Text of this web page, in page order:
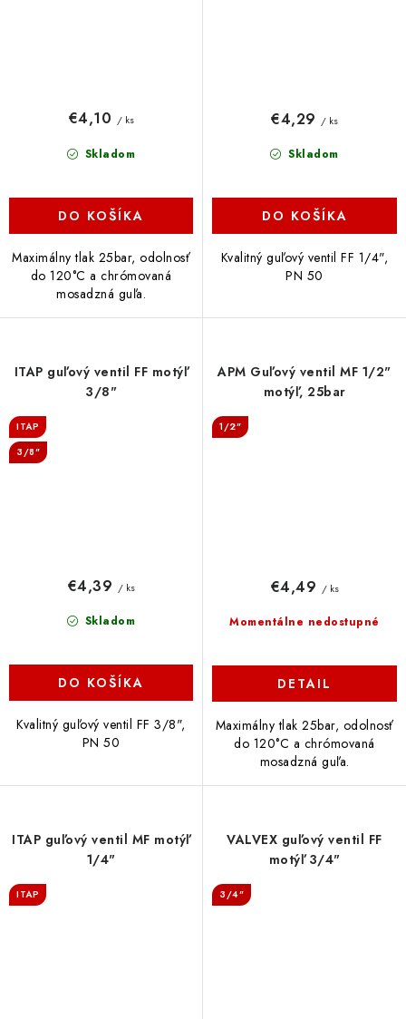
Skladom
€4,10 / ks
DO KOŠÍKA
Maximálny tlak 25bar, odolnosť
do 120°C a chrómovaná
mosadzná guľa.
Skladom
€4,29 / ks
DO KOŠÍKA
Kvalitný guľový ventil FF 1/4",
PN 50
ITAP guľový ventil FF motýľ
3/8"
ITAP
3/8"
Skladom
€4,39 / ks
DO KOŠÍKA
Kvalitný guľový ventil FF 3/8",
PN 50
APM Guľový ventil MF 1/2"
motýľ, 25bar
1/2"
Momentálne nedostupné
€4,49 / ks
DETAIL
Maximálny tlak 25bar, odolnosť
do 120°C a chrómovaná
mosadzná guľa.
ITAP guľový ventil MF motýľ
1/4"
ITAP
VALVEX guľový ventil FF
motýľ 3/4"
3/4"